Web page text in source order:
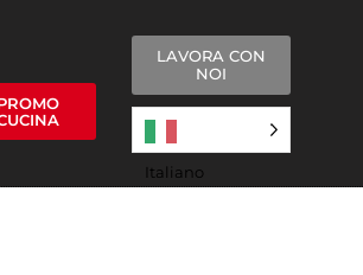
LAVORA CON
NOI
Italiano